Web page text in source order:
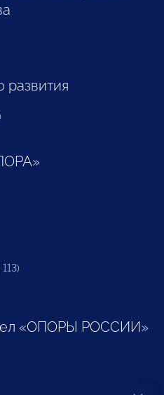
развития
«ОПОРЫ РОССИИ»